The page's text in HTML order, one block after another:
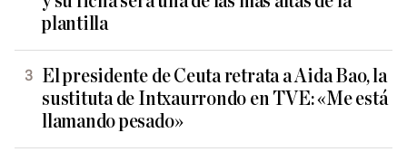
plantilla
El presidente de Ceuta retrata a Aida Bao, la
sustituta de Intxaurrondo en TVE: «Me está
llamando pesado»